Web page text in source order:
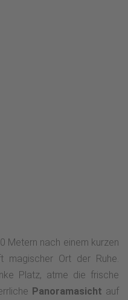
Metern nach einem kurzen
magischer Ort der Ruhe.
Platz, atme die frische
Panoramasicht auf